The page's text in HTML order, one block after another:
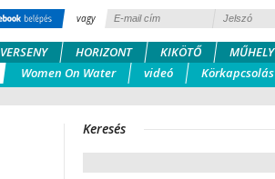
vagy
VERSENY HORIZONT KIKÖTŐ MŰHELY
Women On Water
videó Körkapcsolás
Keresés